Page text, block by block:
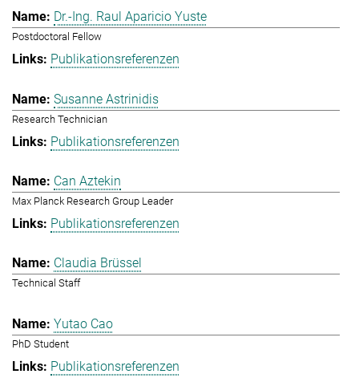
Dr.-Ing. Raul Aparicio Yuste
Postdoctoral Fellow
Publikationsreferenzen
Susanne Astrinidis
Research Technician
Publikationsreferenzen
Can Aztekin
Max Planck Research Group Leader
Publikationsreferenzen
Claudia Brüssel
Technical Staff
Yutao Cao
PhD Student
Publikationsreferenzen